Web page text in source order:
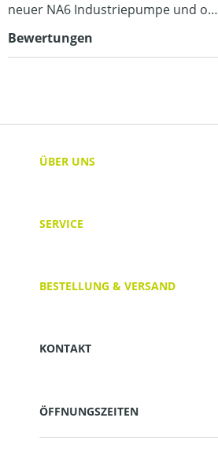
neuer NA6 Industriepumpe und o…
Bewertungen
ÜBER UNS
SERVICE
BESTELLUNG & VERSAND
KONTAKT
ÖFFNUNGSZEITEN